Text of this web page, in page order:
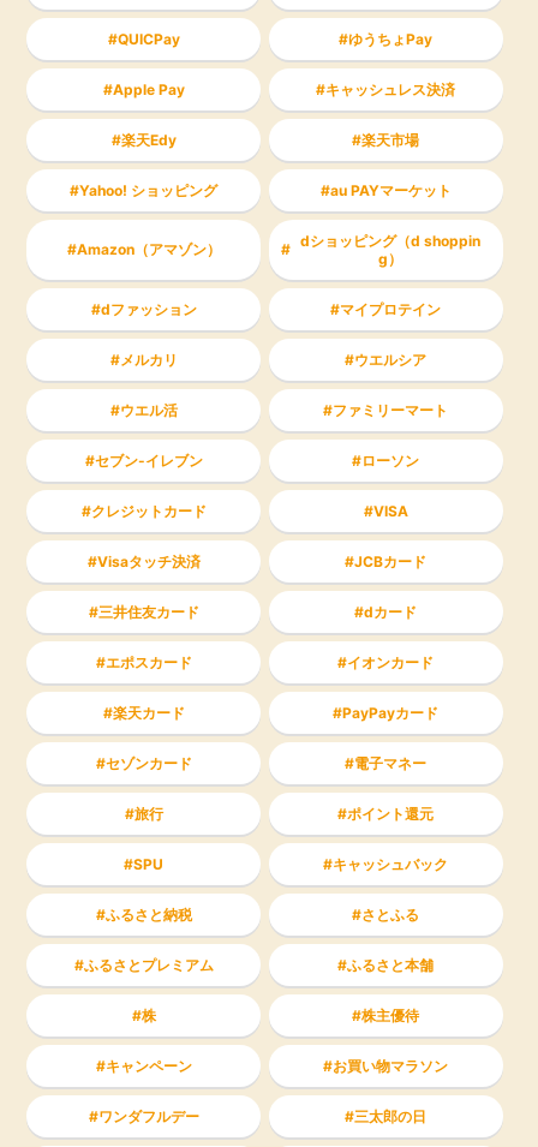
QUICPay ゆうちょPay
Apple Pay キャッシュレス決済
楽天Edy 楽天市場
Yahoo! ショッピング au PAYマーケット
Amazon（アマゾン）
dショッピング（d shoppin
g）
dファッション マイプロテイン
メルカリ ウエルシア
ウエル活 ファミリーマート
セブン-イレブン ローソン
クレジットカード VISA
Visaタッチ決済 JCBカード
三井住友カード dカード
エポスカード イオンカード
楽天カード PayPayカード
セゾンカード 電子マネー
旅行 ポイント還元
SPU キャッシュバック
ふるさと納税 さとふる
ふるさとプレミアム ふるさと本舗
株 株主優待
キャンペーン お買い物マラソン
ワンダフルデー 三太郎の日